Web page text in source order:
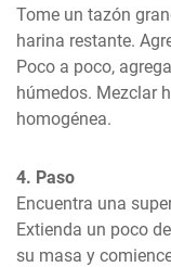
Tome un tazón
harina restante.
Poco a poco,
húmedos. Mezclar
homogénea.
4. Paso
Encuentra una
Extienda un poco
su masa y